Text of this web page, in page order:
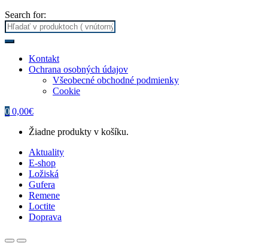
Search for:
Kontakt
Ochrana osobných údajov
Všeobecné obchodné podmienky
Cookie
0 0,00€
Žiadne produkty v košíku.
Aktuality
E-shop
Ložiská
Gufera
Remene
Loctite
Doprava